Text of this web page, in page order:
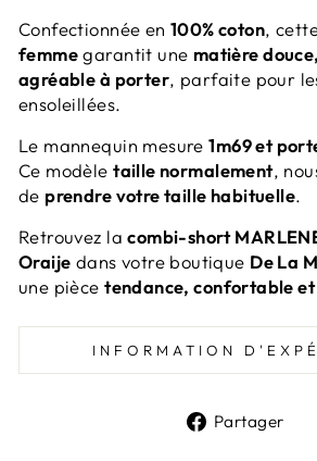
Confectionnée en 100% coton,
femme garantit une matière
agréable à porter, parfaite pour
ensoleillées.
Le mannequin mesure 1m69 et
Ce modèle taille normalement,
de prendre votre taille habituelle.
Retrouvez la combi-short
Oraije dans votre boutique De La
une pièce tendance, confortable
INFORMATION
Partager